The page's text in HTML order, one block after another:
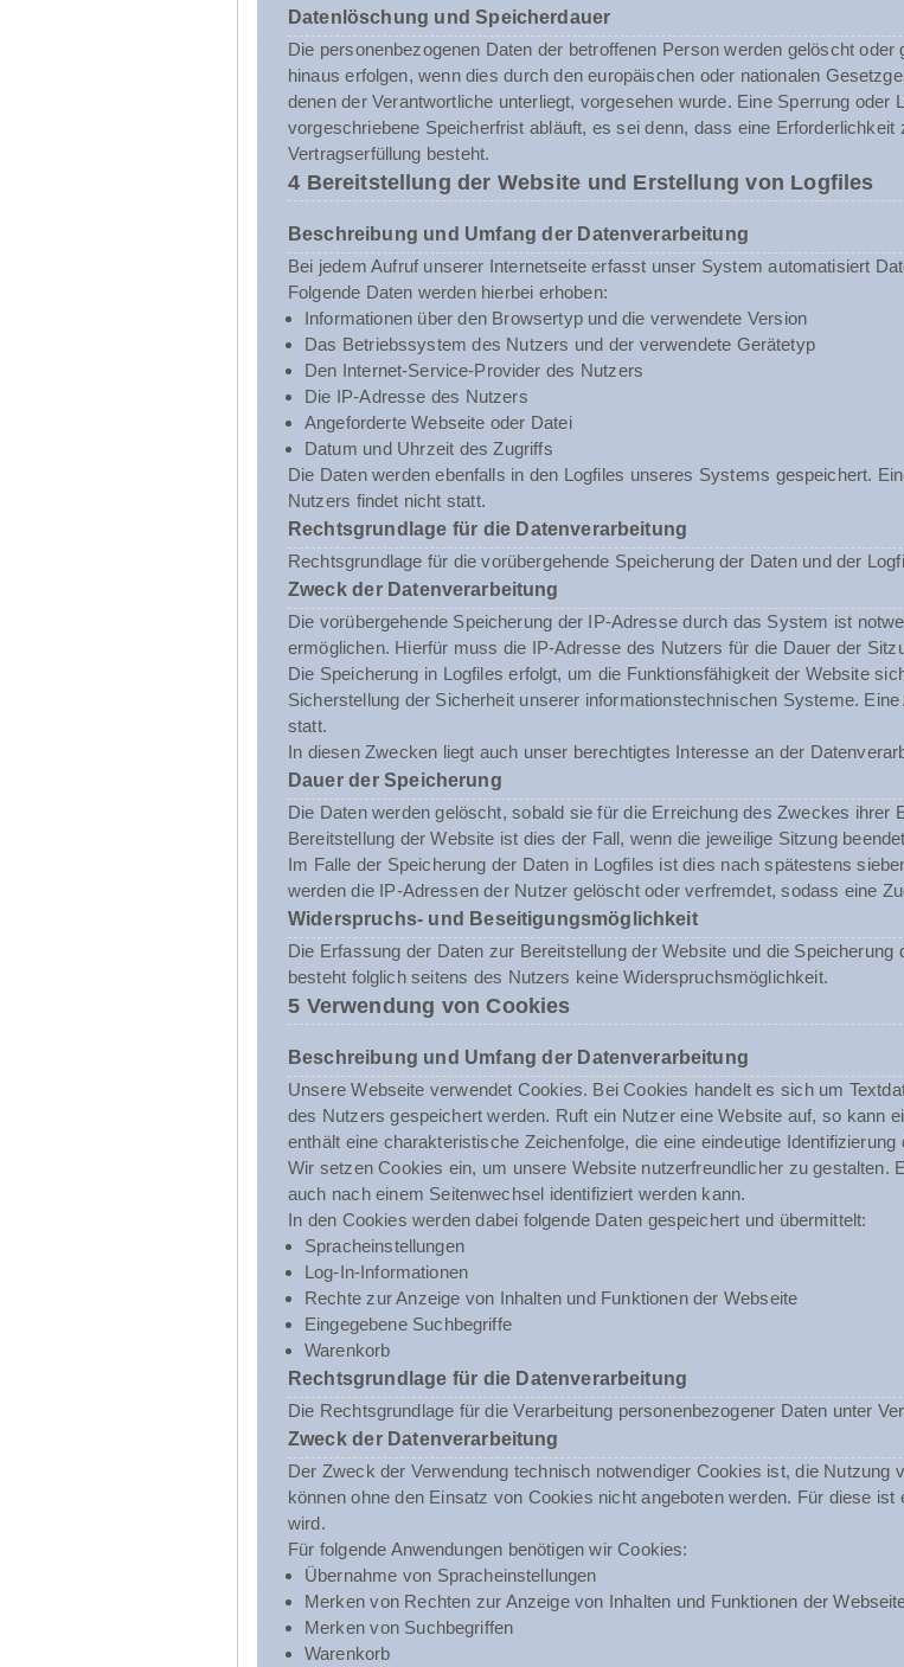
Datenlöschung und Speicherdauer
Die personenbezogenen Daten der betroffenen Person werden gelöscht
hinaus erfolgen, wenn dies durch den europäischen oder nationalen
denen der Verantwortliche unterliegt, vorgesehen wurde. Eine Sperrung
vorgeschriebene Speicherfrist abläuft, es sei denn, dass eine
Vertragserfüllung besteht.
4 Bereitstellung der Website und Erstellung von Logfiles
Beschreibung und Umfang der Datenverarbeitung
Bei jedem Aufruf unserer Internetseite erfasst unser System automatisiert
Folgende Daten werden hierbei erhoben:
Informationen über den Browsertyp und die verwendete Version
Das Betriebssystem des Nutzers und der verwendete Gerätetyp
Den Internet-Service-Provider des Nutzers
Die IP-Adresse des Nutzers
Angeforderte Webseite oder Datei
Datum und Uhrzeit des Zugriffs
Die Daten werden ebenfalls in den Logfiles unseres Systems gespeichert.
Nutzers findet nicht statt.
Rechtsgrundlage für die Datenverarbeitung
Rechtsgrundlage für die vorübergehende Speicherung der Daten und der
Zweck der Datenverarbeitung
Die vorübergehende Speicherung der IP-Adresse durch das System ist
ermöglichen. Hierfür muss die IP-Adresse des Nutzers für die Dauer der
Die Speicherung in Logfiles erfolgt, um die Funktionsfähigkeit der Website
Sicherstellung der Sicherheit unserer informationstechnischen Systeme.
statt.
In diesen Zwecken liegt auch unser berechtigtes Interesse an der
Dauer der Speicherung
Die Daten werden gelöscht, sobald sie für die Erreichung des Zweckes
Bereitstellung der Website ist dies der Fall, wenn die jeweilige Sitzung
Im Falle der Speicherung der Daten in Logfiles ist dies nach spätestens
werden die IP-Adressen der Nutzer gelöscht oder verfremdet, sodass eine
Widerspruchs- und Beseitigungsmöglichkeit
Die Erfassung der Daten zur Bereitstellung der Website und die
besteht folglich seitens des Nutzers keine Widerspruchsmöglichkeit.
5 Verwendung von Cookies
Beschreibung und Umfang der Datenverarbeitung
Unsere Webseite verwendet Cookies. Bei Cookies handelt es sich um
des Nutzers gespeichert werden. Ruft ein Nutzer eine Website auf, so
enthält eine charakteristische Zeichenfolge, die eine eindeutige
Wir setzen Cookies ein, um unsere Website nutzerfreundlicher zu
auch nach einem Seitenwechsel identifiziert werden kann.
In den Cookies werden dabei folgende Daten gespeichert und übermittelt:
Spracheinstellungen
Log-In-Informationen
Rechte zur Anzeige von Inhalten und Funktionen der Webseite
Eingegebene Suchbegriffe
Warenkorb
Rechtsgrundlage für die Datenverarbeitung
Die Rechtsgrundlage für die Verarbeitung personenbezogener Daten unter
Zweck der Datenverarbeitung
Der Zweck der Verwendung technisch notwendiger Cookies ist, die
können ohne den Einsatz von Cookies nicht angeboten werden. Für diese
wird.
Für folgende Anwendungen benötigen wir Cookies:
Übernahme von Spracheinstellungen
Merken von Rechten zur Anzeige von Inhalten und Funktionen der
Merken von Suchbegriffen
Warenkorb